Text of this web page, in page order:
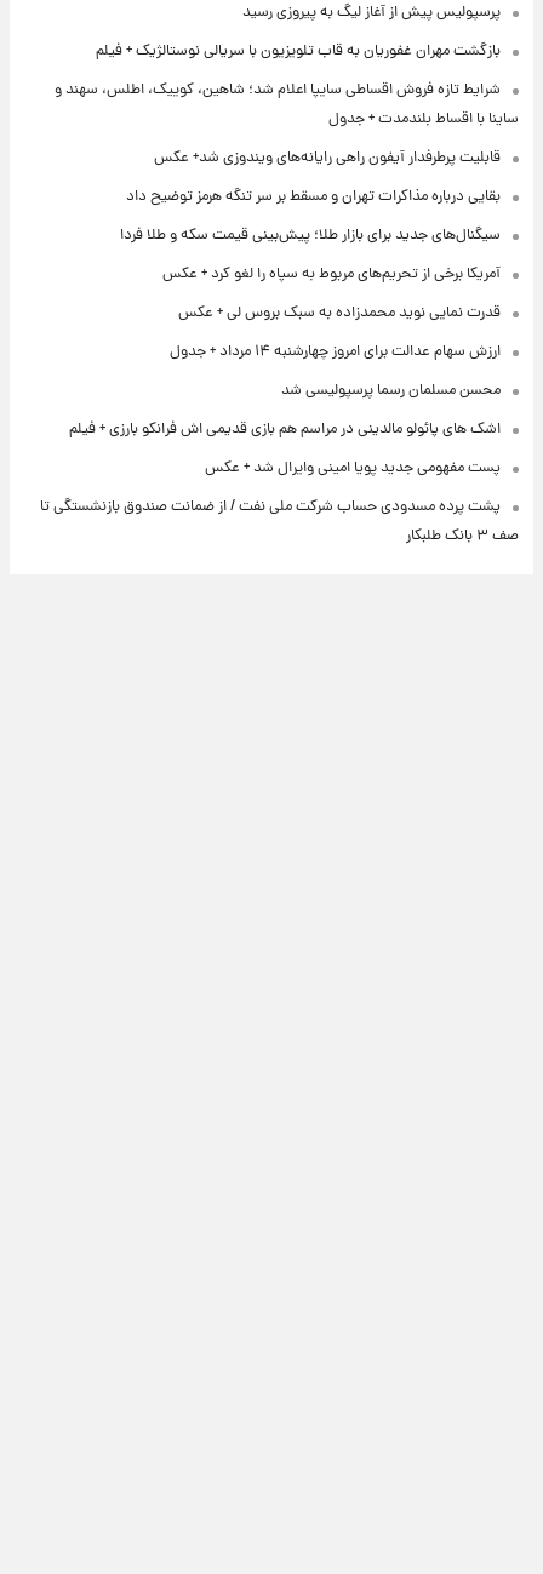
پرسپولیس پیش از آغاز لیگ به پیروزی رسید
بازگشت مهران غفوریان به قاب تلویزیون با سریالی نوستالژیک + فیلم
شرایط تازه فروش اقساطی سایپا اعلام شد؛ شاهین، کوییک، اطلس، سهند و
ساینا با اقساط بلندمدت + جدول
قابلیت پرطرفدار آیفون راهی رایانه‌های ویندوزی شد+ عکس
بقایی درباره مذاکرات تهران و مسقط بر سر تنگه هرمز توضیح داد
سیگنال‌های جدید برای بازار طلا؛ پیش‌بینی قیمت سکه و طلا فردا
آمریکا برخی از تحریم‌های مربوط به سپاه را لغو کرد + عکس
قدرت نمایی نوید محمدزاده به سبک بروس لی + عکس
ارزش سهام عدالت برای امروز چهارشنبه ۱۴ مرداد + جدول
محسن مسلمان رسما پرسپولیسی شد
اشک های پائولو مالدینی در مراسم هم بازی قدیمی اش فرانکو بارزی + فیلم
پست مفهومی جدید پویا امینی وایرال شد + عکس
پشت پرده‌ مسدودی حساب شرکت ملی نفت / از ضمانت صندوق بازنشستگی تا
صف ۳ بانک طلبکار